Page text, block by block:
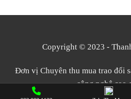
Copyright © 2023 -
Đơn vị Chuyên thu mua trao đổi
công nghệ cao